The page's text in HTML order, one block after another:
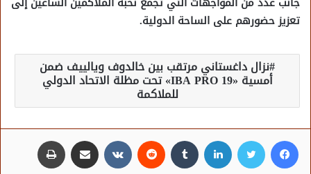
تعزيز حضورهم على الساحة الدولية.
نزال داغستاني مرتقب بين خالدوف ويالييف ضمن
أمسية «IBA PRO 19» تحت مظلة الاتحاد الدولي
للملاكمة
فيسبوك تويتر لينكدإن مشاركة عبر البريد